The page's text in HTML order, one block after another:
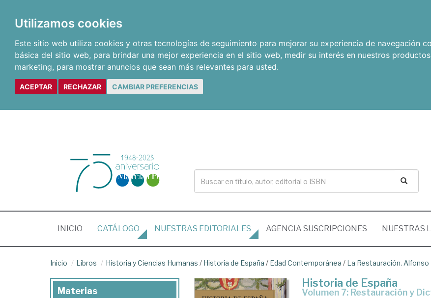
Utilizamos cookies
Este sitio web utiliza cookies y otras tecnologías de seguimiento para mejorar su experiencia de navegación
básica del sitio web, para brindar una mejor experiencia en el sitio web, medir su interés en nuestros
marketing, para mostrar anuncios que sean más relevantes para usted.
ACEPTAR RECHAZAR CAMBIAR PREFERENCIAS
INICIO (CURRENT)
CATÁLOGO NUESTRAS EDITORIALES AGENCIA SUSCRIPCIONES NUESTRAS
Inicio Libros Historia y Ciencias Humanas / Historia de España / Edad Contemporánea / La Restauración. Alfonso
Historia de España
Volumen 7: Restauración y
Materias